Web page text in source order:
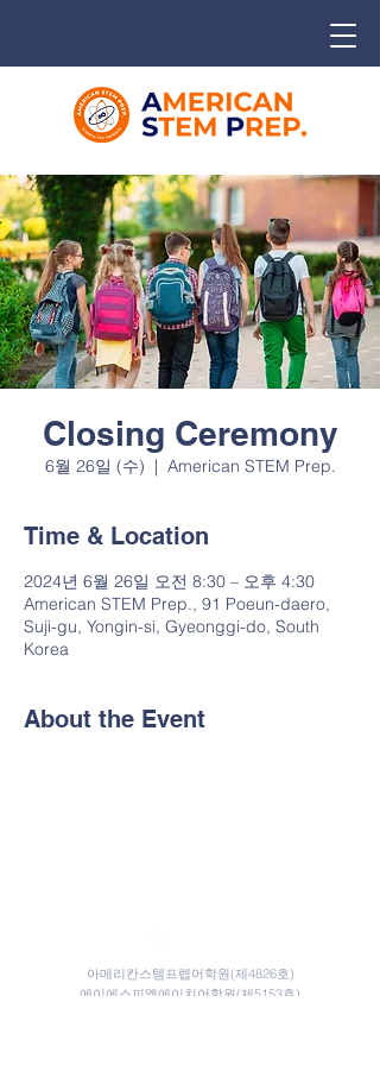
Closing Ceremony
6월 26일 (수)
  |
American STEM Prep.
Time & Location
2024년 6월 26일 오전 8:30 – 오후 4:30
American STEM Prep., 91 Poeun-daero,
Suji-gu, Yongin-si, Gyeonggi-do, South
Korea
About the Event
아메리칸스템프렙어학원(제4826호)
​​에이에스피엠에이치어학원(제5153호)